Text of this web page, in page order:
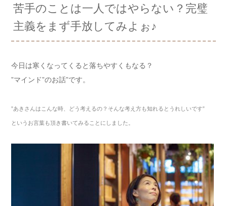
苦手のことは一人ではやらない？完璧
主義をまず手放してみよぉ♪
今日は寒くなってくると落ちやすくもなる？
”マインド”のお話”です。
”あきさんはこんな時、どう考えるの？ そんな考え方も知れるとうれしいです”
というお言葉も頂き書いてみることにしました。